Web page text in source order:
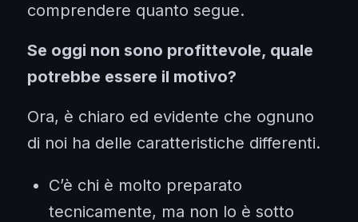
comprendere quanto segue.
Se oggi non sono profittevole, quale
potrebbe essere il motivo?
Ora, è chiaro ed evidente che ognuno
di noi ha delle caratteristiche differenti.
C’è chi è molto preparato
tecnicamente, ma non lo è sotto